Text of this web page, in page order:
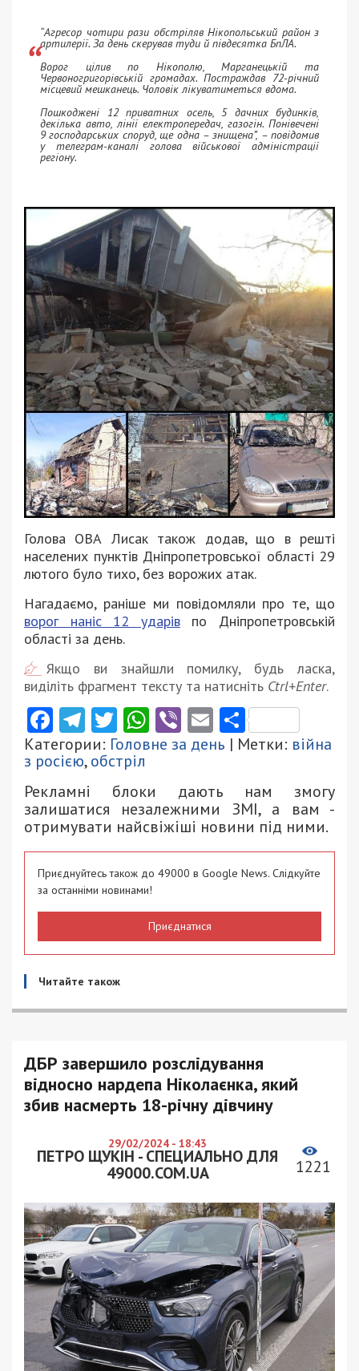
“Агресор чотири рази обстріляв Нікопольський район з
артилерії. За день скерував туди й півдесятка БпЛА.
Ворог цілив по Нікополю, Марганецькій та
Червоногригорівській громадах. Постраждав 72-річний
місцевий мешканець. Чоловік лікуватиметься вдома.
Пошкоджені 12 приватних осель, 5 дачних будинків,
декілька авто, лінії електропередач, газогін. Понівечені
9 господарських споруд, ще одна – знищена”, – повідомив
у телеграм-каналі голова військової адміністрації
регіону.
Голова ОВА Лисак також додав, що в решті
населених пунктів Дніпропетровської області 29
лютого було тихо, без ворожих атак.
Нагадаємо, раніше ми повідомляли про те, що
ворог наніс 12 ударівпо Дніпропетровській
області за день.
Якщо ви знайшли помилку, будь ласка,
виділіть фрагмент тексту та натисніть Ctrl+Enter.
Facebook
Telegram
Twitter
WhatsApp
ViberEmail
Категории: Головне за день | Метки: війна
з росією,обстріл
Рекламні блоки дають нам змогу
залишатися незалежними ЗМІ, а вам -
отримувати найсвіжіші новини під ними.
Приєднуйтесь також до 49000 в Google News. Слідкуйте
за останніми новинами!
Приєднатися
Читайте також
ДБР завершило розслідування
відносно нардепа Ніколаєнка, який
збив насмерть 18-річну дівчину
29/02/2024 - 18:43
ПЕТРО ЩУКІН - СПЕЦИАЛЬНО ДЛЯ
49000.COM.UA
1221